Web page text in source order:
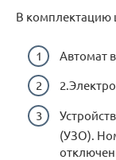
В комплектацию
Автомат
(УЗО).